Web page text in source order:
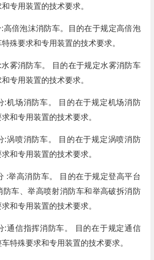
专用装置的技术要求。
倍泡沫消防车。目的在于规定高倍泡
殊要求和专用装置的技术要求。
雾消防车。 目的在于规定水雾消防车
专用装置的技术要求。
机场消防车。 目的在于规定机场消防
和专用装置的技术要求。
涡喷消防车。 目的在于规定涡喷消防
和专用装置的技术要求。
:举高消防车。 目的在于规定登高平台
防车、举高喷射消防车和举高破拆消防
和专用装置的技术要求。
通信指挥消防车。 目的在于规定通信
特殊要求和专用装置的技术要求。